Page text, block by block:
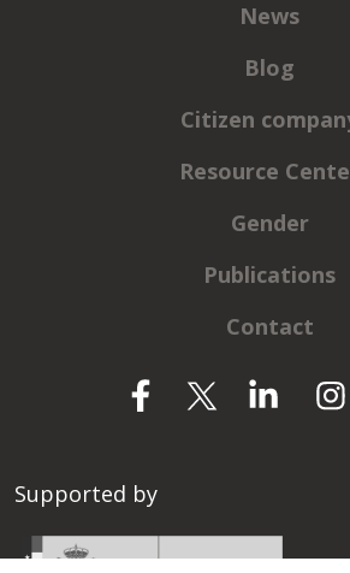
News
Blog
Citizen
Resource
Gender
Publications
Contact
Supported by